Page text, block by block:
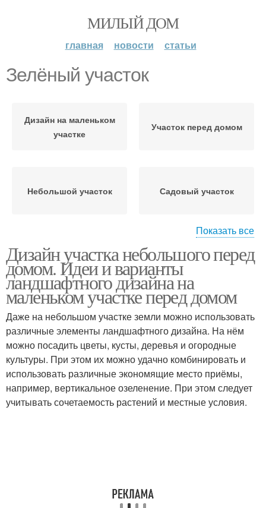
МИЛЫЙ ДОМ
главная новости статьи
Зелёный участок
Дизайн на маленьком
участке
Участок перед домом
Небольшой участок Садовый участок
Маленький участок
Показать все
Дизайн участка небольшого перед
домом. Идеи и варианты
ландшафтного дизайна на
маленьком участке перед домом
Даже на небольшом участке земли можно использовать
различные элементы ландшафтного дизайна. На нём
можно посадить цветы, кусты, деревья и огородные
культуры. При этом их можно удачно комбинировать и
использовать различные экономящие место приёмы,
например, вертикальное озеленение. При этом следует
учитывать сочетаемость растений и местные условия.